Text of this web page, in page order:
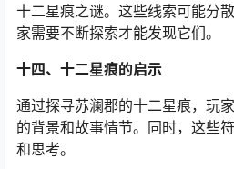
十二星痕之谜。这些线索可能分
家需要不断探索才能发现它们。
十四、十二星痕的启示
通过探寻苏澜郡的十二星痕，玩
的背景和故事情节。同时，这些
和思考。